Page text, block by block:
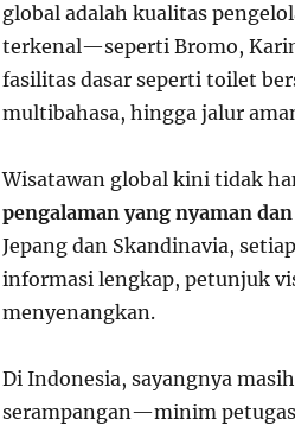
global adalah kualitas
terkenal—seperti Bromo,
fasilitas dasar seperti toilet
multibahasa, hingga jalur
Wisatawan global kini tidak
pengalaman yang nyaman
Jepang dan Skandinavia,
informasi lengkap, petunjuk
menyenangkan.
Di Indonesia, sayangnya
serampangan—minim